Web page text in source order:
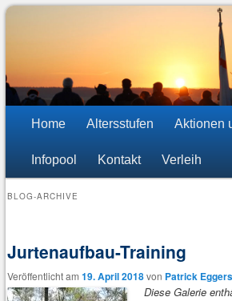
Pfadfinder Mainz-
Zum
wechseln
Zum
Inhalt
Home Altersstufen Aktionen
Infopool Kontakt Verleih
BLOG-ARCHIVE
Jurtenaufbau-Training
Veröffentlicht am19. April 2018von Patrick Eggers
Diese Galerie